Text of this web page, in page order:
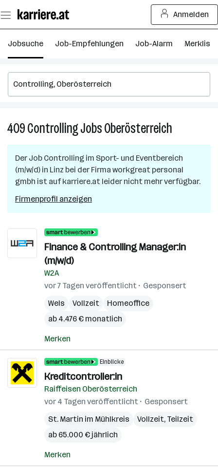
Seiteninhalt
springen
Anmelden
Jobsuche Job-Empfehlungen Job-Alarm Merkliste
409ControllingJobsOberösterreich
in
Der Job Controlling im Sport- und Eventbereich
(m/w/d) in Linz bei der Firma workgreat personal
gmbh ist auf karriere.at leider nicht mehr verfügbar.
Firmenprofil anzeigen
Finance & Controlling Manager:in
(m/w/d)
W2A
vor 7 Tagen veröffentlicht
Gesponsert
Wels
Vollzeit
Homeoffice
ab 4.476 € monatlich
Merken
Einblicke
Kreditcontroller:in
Raiffeisen Oberösterreich
vor 4 Tagen veröffentlicht
Gesponsert
St. Martin im Mühlkreis
Vollzeit, Teilzeit
ab 65.000 € jährlich
Merken